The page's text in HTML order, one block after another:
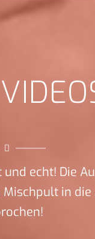
echt! Die
in